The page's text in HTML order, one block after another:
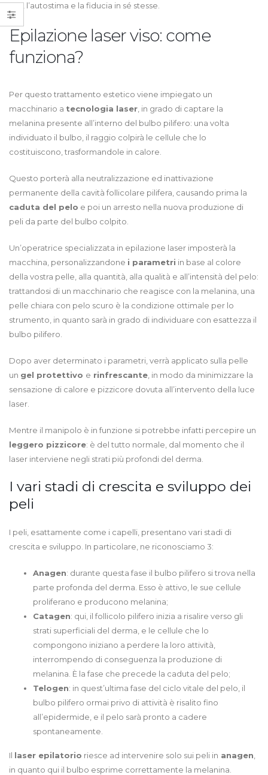
vita, l’autostima e la fiducia in sé stesse.
Epilazione laser viso: come
funziona?
Per questo trattamento estetico viene impiegato un
macchinario a tecnologia laser , in grado di captare la
melanina presente all’interno del bulbo pilifero: una volta
individuato il bulbo, il raggio colpirà le cellule che lo
costituiscono, trasformandole in calore.
Questo porterà alla neutralizzazione ed inattivazione
permanente della cavità follicolare pilifera, causando prima la
caduta del pelo e poi un arresto nella nuova produzione di
peli da parte del bulbo colpito.
Un’operatrice specializzata in epilazione laser imposterà la
macchina, personalizzandone i parametri in base al colore
della vostra pelle, alla quantità, alla qualità e all’intensità del pelo:
trattandosi di un macchinario che reagisce con la melanina, una
pelle chiara con pelo scuro è la condizione ottimale per lo
strumento, in quanto sarà in grado di individuare con esattezza il
bulbo pilifero.
Dopo aver determinato i parametri, verrà applicato sulla pelle
un gel protettivo e rinfrescante , in modo da minimizzare la
sensazione di calore e pizzicore dovuta all’intervento della luce
laser.
Mentre il manipolo è in funzione si potrebbe infatti percepire un
leggero pizzicore: è del tutto normale, dal momento che il
laser interviene negli strati più profondi del derma.
I vari stadi di crescita e sviluppo dei
peli
I peli, esattamente come i capelli, presentano vari stadi di
crescita e sviluppo. In particolare, ne riconosciamo 3:
Anagen: durante questa fase il bulbo pilifero si trova nella
parte profonda del derma. Esso è attivo, le sue cellule
proliferano e producono melanina;
Catagen: qui, il follicolo pilifero inizia a risalire verso gli
strati superficiali del derma, e le cellule che lo
compongono iniziano a perdere la loro attività,
interrompendo di conseguenza la produzione di
melanina. È la fase che precede la caduta del pelo;
Telogen: in quest’ultima fase del ciclo vitale del pelo, il
bulbo pilifero ormai privo di attività è risalito fino
all’epidermide, e il pelo sarà pronto a cadere
spontaneamente.
Il laser epilatorio riesce ad intervenire solo sui peli in anagen
in quanto qui il bulbo esprime correttamente la melanina.